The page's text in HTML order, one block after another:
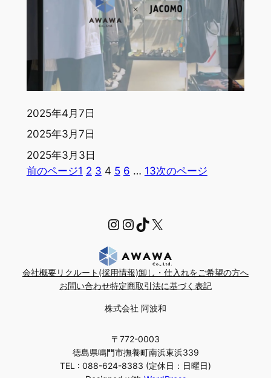
2025年4月7日
2025年3月7日
2025年3月3日
前のページ1 2 3 4 5 6 … 13次のページ
https://
Instagram
TikTok
X
会社概要リクルート(採用情報)卸し・仕入れをご希望の方へ
お問い合わせ特定商取引法に基づく表記
株式会社 阿波和
〒772-0003
徳島県鳴門市撫養町南浜東浜339
TEL : 088-624-8383 (定休日：日曜日)